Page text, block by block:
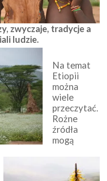
zwyczaje, tradycje a
ludzie.
Na temat
Etiopii
można
wiele
przeczytać.
Rożne
źródła
mogą